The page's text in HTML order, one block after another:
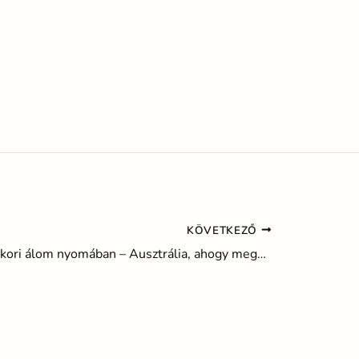
KÖVETKEZŐ
Egy gyermekkori álom nyomában – Ausztrália, ahogy megélem